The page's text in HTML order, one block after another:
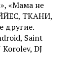
«Мама не
ТКАНИ,
другие.
Saint
DJ